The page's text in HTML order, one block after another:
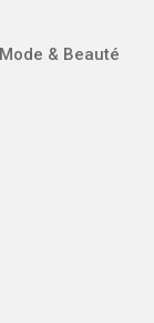
Mode & Beauté